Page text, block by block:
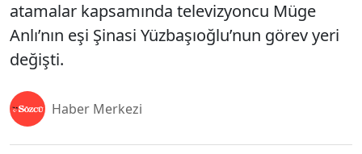
atamalar kapsamında televizyoncu Müge
Anlı’nın eşi Şinasi Yüzbaşıoğlu’nun görev yeri
değişti.
Haber Merkezi